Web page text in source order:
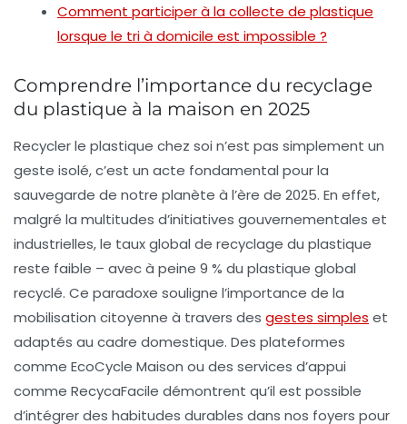
Comment participer à la collecte de plastique
lorsque le tri à domicile est impossible ?
Comprendre l’importance du recyclage
du plastique à la maison en 2025
Recycler le plastique chez soi n’est pas simplement un
geste isolé, c’est un acte fondamental pour la
sauvegarde de notre planète à l’ère de 2025. En effet,
malgré la multitudes d’initiatives gouvernementales et
industrielles, le taux global de recyclage du plastique
reste faible – avec à peine 9 % du plastique global
recyclé. Ce paradoxe souligne l’importance de la
mobilisation citoyenne à travers des gestes simples et
adaptés au cadre domestique. Des plateformes
comme EcoCycle Maison ou des services d’appui
comme RecycaFacile démontrent qu’il est possible
d’intégrer des habitudes durables dans nos foyers pour